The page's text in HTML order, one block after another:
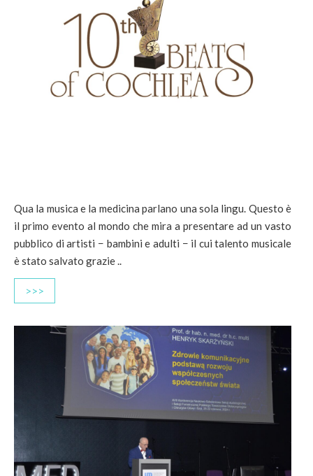
Qua la musica e la medicina parlano una sola lingu. Questo è
il primo evento al mondo che mira a presentare ad un vasto
pubblico di artisti − bambini e adulti − il cui talento musicale
è stato salvato grazie ..
>>>